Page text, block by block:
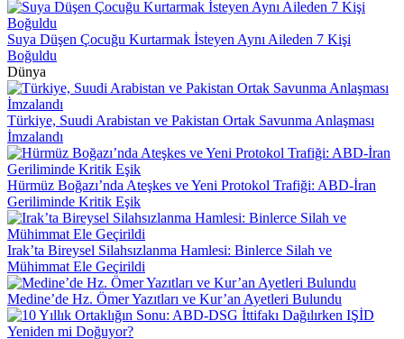
Suya Düşen Çocuğu Kurtarmak İsteyen Aynı Aileden 7 Kişi
Boğuldu
Dünya
Türkiye, Suudi Arabistan ve Pakistan Ortak Savunma Anlaşması
İmzalandı
Hürmüz Boğazı’nda Ateşkes ve Yeni Protokol Trafiği: ABD-İran
Geriliminde Kritik Eşik
Irak’ta Bireysel Silahsızlanma Hamlesi: Binlerce Silah ve
Mühimmat Ele Geçirildi
Medine’de Hz. Ömer Yazıtları ve Kur’an Ayetleri Bulundu